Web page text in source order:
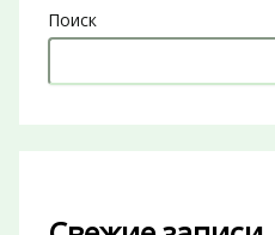
Поиск